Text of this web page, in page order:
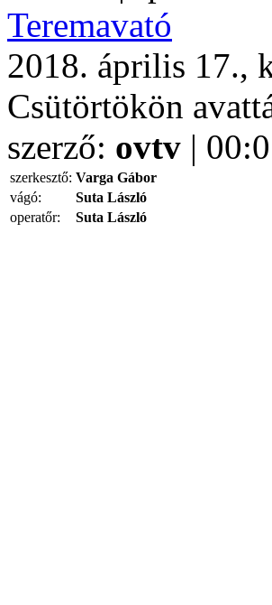
Teremavató
2018. április 17.,
Csütörtökön
szerző: ovtv |
szerkesztő: Varga Gábor
vágó:
Suta László
operatőr:
Suta László